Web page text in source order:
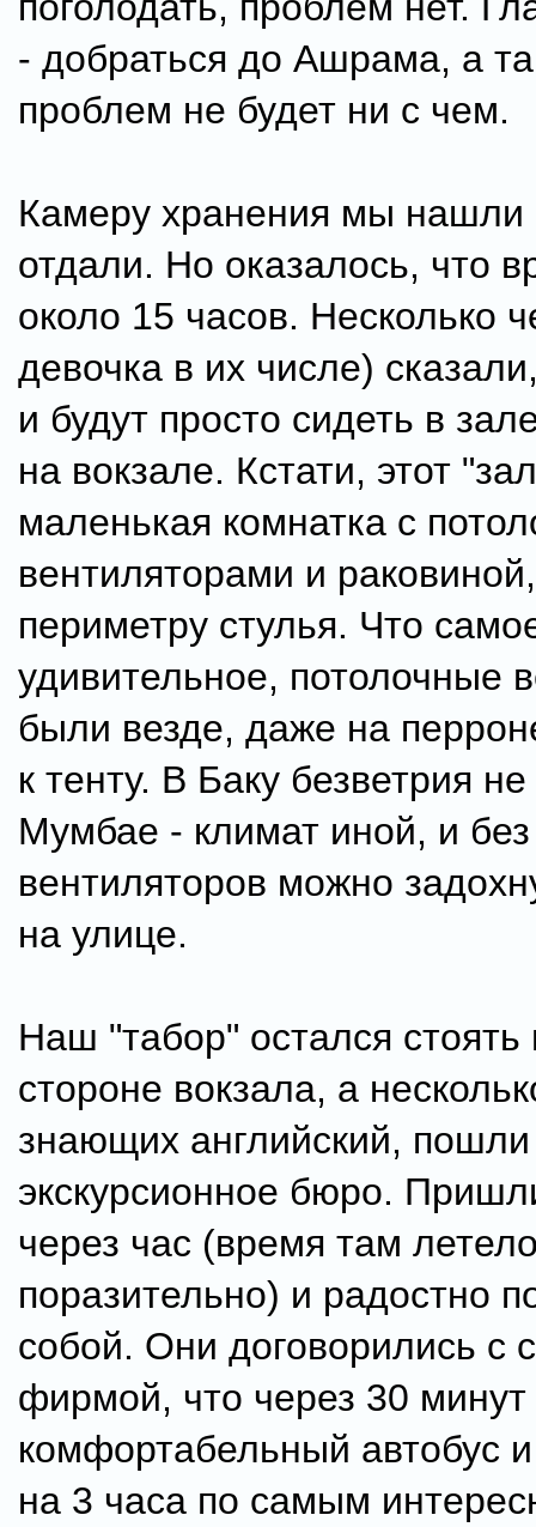
- добраться до Ашрама, а
проблем не будет ни с чем.
Камеру хранения мы нашли
отдали. Но оказалось, что
около 15 часов. Несколько
девочка в их числе)
и будут просто сидеть в
на вокзале. Кстати, этот
маленькая комнатка с
вентиляторами и
периметру стулья. Что
удивительное, потолочные
были везде, даже на
к тенту. В Баку безветрия
Мумбае - климат иной, и без
вентиляторов можно
на улице.
Наш "табор" остался стоять
стороне вокзала, а
знающих английский, пошли
экскурсионное бюро.
через час (время там
поразительно) и радостно
собой. Они договорились с
фирмой, что через 30 минут
комфортабельный автобус
на 3 часа по самым